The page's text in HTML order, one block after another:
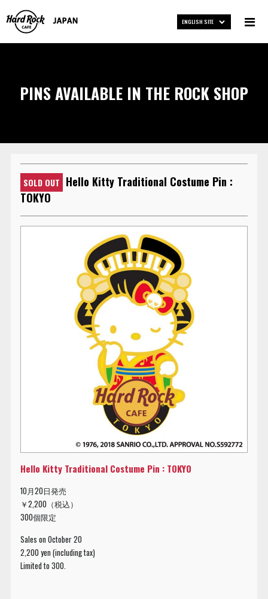
ENGLISH SITE
PINS AVAILABLE IN THE ROCK SHOP
SOLD OUT Hello Kitty Traditional Costume Pin :
TOKYO
Hello Kitty Traditional Costume Pin : TOKYO
10月20日発売
￥2,200（税込）
300個限定
Sales on October 20
2,200 yen (including tax)
Limited to 300.